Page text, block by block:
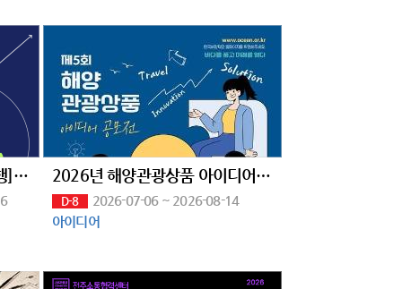
[Telechips, 넥스트칩, 자율주행] AI 시스템반도체 SW개발자 (2기)채용연계과정 2026년 해양관광상품 아이디어 공모전(~8/14)
D-8
2026-07-06 ~ 2026-08-14
아이디어